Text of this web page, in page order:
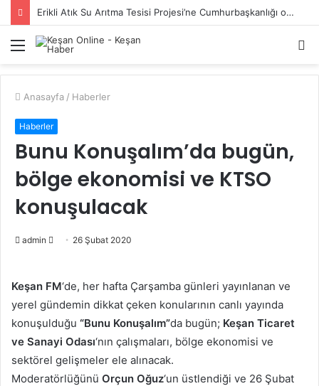
Erikli Atık Su Arıtma Tesisi Projesi’ne Cumhurbaşkanlığı onayı
Menü
Anasayfa / Haberler
Haberler
Bunu Konuşalım’da bugün,
bölge ekonomisi ve KTSO
konuşulacak
admin
göndermek
26 Şubat 2020
Keşan FM‘de, her hafta Çarşamba günleri yayınlanan ve
yerel gündemin dikkat çeken konularının canlı yayında
konuşulduğu “Bunu Konuşalım”da bugün; Keşan Ticaret
ve Sanayi Odası‘nın çalışmaları, bölge ekonomisi ve
sektörel gelişmeler ele alınacak.
Moderatörlüğünü Orçun Oğuz‘un üstlendiği ve 26 Şubat